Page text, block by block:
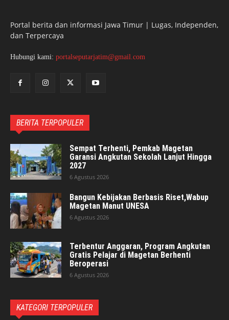
Portal berita dan informasi Jawa Timur | Lugas, Independen,
dan Terpercaya
Hubungi kami: portalseputarjatim@gmail.com
BERITA TERPOPULER
Sempat Terhenti, Pemkab Magetan
Garansi Angkutan Sekolah Lanjut Hingga
2027
6 Agustus 2026
Bangun Kebijakan Berbasis Riset,Wabup
Magetan Manut UNESA
6 Agustus 2026
Terbentur Anggaran, Program Angkutan
Gratis Pelajar di Magetan Berhenti
Beroperasi
6 Agustus 2026
KATEGORI TERPOPULER